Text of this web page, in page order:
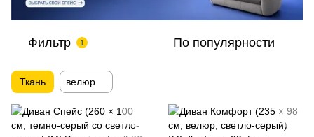
Фильтр 1 По популярности
Ткань велюр